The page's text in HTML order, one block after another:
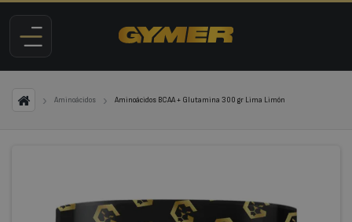
Aminoácidos Aminoácidos BCAA + Glutamina 300 gr Lima Limón